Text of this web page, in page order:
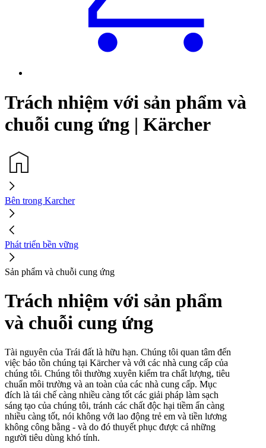
Trách nhiệm với sản phẩm và
chuỗi cung ứng | Kärcher
Bên trong Karcher
Phát triển bền vững
Sản phẩm và chuỗi cung ứng
Trách nhiệm với sản phẩm
và chuỗi cung ứng
Tài nguyên của Trái đất là hữu hạn. Chúng tôi quan tâm đến
việc bảo tồn chúng tại Kärcher và với các nhà cung cấp của
chúng tôi. Chúng tôi thường xuyên kiểm tra chất lượng, tiêu
chuẩn môi trường và an toàn của các nhà cung cấp. Mục
đích là tái chế càng nhiều càng tốt các giải pháp làm sạch
sáng tạo của chúng tôi, tránh các chất độc hại tiềm ẩn càng
nhiều càng tốt, nói không với lao động trẻ em và tiền lương
không công bằng - và do đó thuyết phục được cả những
người tiêu dùng khó tính.